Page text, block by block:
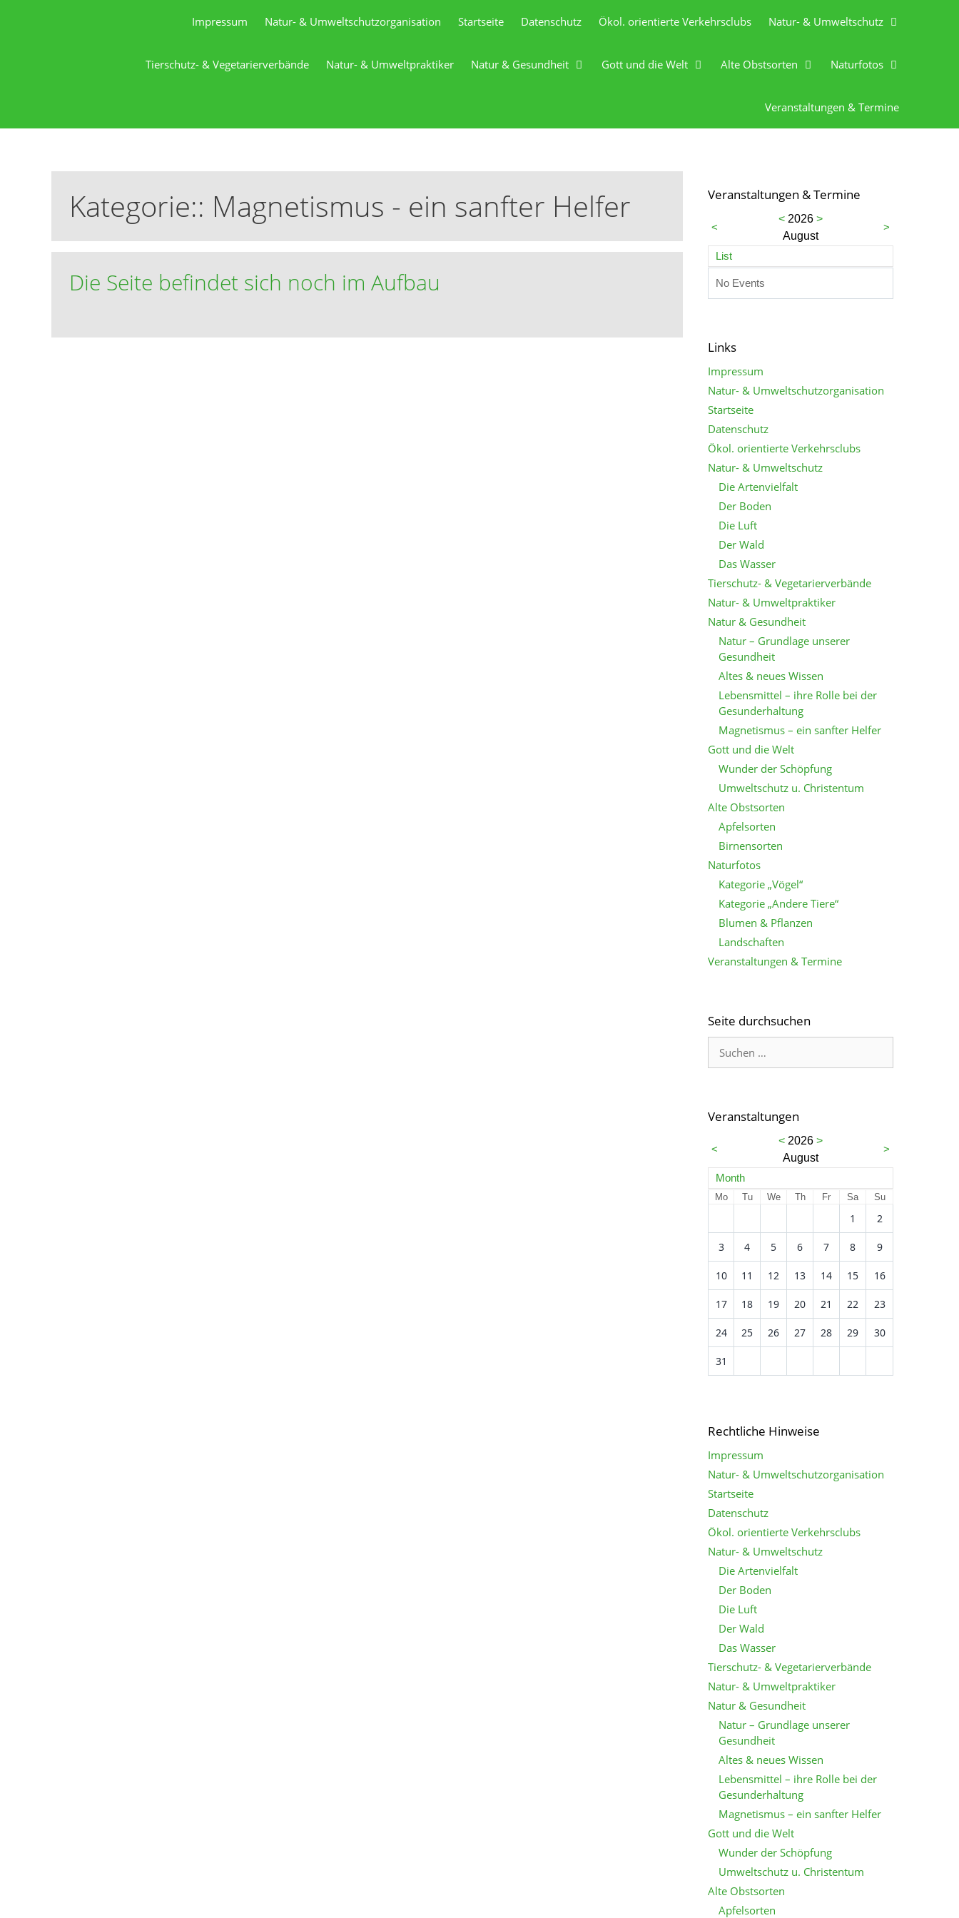
Impressum Natur- & Umweltschutzorganisation Startseite Datenschutz Ökol. orientierte Verkehrsclubs Natur- & Umweltschutz
Tierschutz- & Vegetarierverbände Natur- & Umweltpraktiker Natur & Gesundheit Gott und die Welt Alte Obstsorten Naturfotos
Veranstaltungen & Termine
Kategorie:: Magnetismus - ein sanfter Helfer
Die Seite befindet sich noch im Aufbau
Veranstaltungen & Termine
<
< 2026 >
August
>
List
No Events
Links
Impressum
Natur- & Umweltschutzorganisation
Startseite
Datenschutz
Ökol. orientierte Verkehrsclubs
Natur- & Umweltschutz
Die Artenvielfalt
Der Boden
Die Luft
Der Wald
Das Wasser
Tierschutz- & Vegetarierverbände
Natur- & Umweltpraktiker
Natur & Gesundheit
Natur – Grundlage unserer
Gesundheit
Altes & neues Wissen
Lebensmittel – ihre Rolle bei der
Gesunderhaltung
Magnetismus – ein sanfter Helfer
Gott und die Welt
Wunder der Schöpfung
Umweltschutz u. Christentum
Alte Obstsorten
Apfelsorten
Birnensorten
Naturfotos
Kategorie „Vögel“
Kategorie „Andere Tiere“
Blumen & Pflanzen
Landschaften
Veranstaltungen & Termine
Seite durchsuchen
Veranstaltungen
<
< 2026 >
August
>
Month
Mo Tu We Th Fr Sa Su
1 2
3 4 5 6 7 8 9
10 11 12 13 14 15 16
17 18 19 20 21 22 23
24 25 26 27 28 29 30
31
Rechtliche Hinweise
Impressum
Natur- & Umweltschutzorganisation
Startseite
Datenschutz
Ökol. orientierte Verkehrsclubs
Natur- & Umweltschutz
Die Artenvielfalt
Der Boden
Die Luft
Der Wald
Das Wasser
Tierschutz- & Vegetarierverbände
Natur- & Umweltpraktiker
Natur & Gesundheit
Natur – Grundlage unserer
Gesundheit
Altes & neues Wissen
Lebensmittel – ihre Rolle bei der
Gesunderhaltung
Magnetismus – ein sanfter Helfer
Gott und die Welt
Wunder der Schöpfung
Umweltschutz u. Christentum
Alte Obstsorten
Apfelsorten